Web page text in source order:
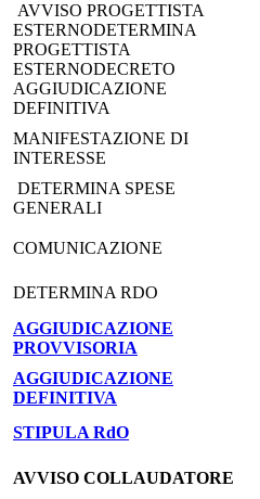
AVVISO PROGETTISTA
ESTERNODETERMINA
PROGETTISTA
ESTERNODECRETO
AGGIUDICAZIONE
DEFINITIVA
MANIFESTAZIONE DI
INTERESSE
DETERMINA SPESE
GENERALI
COMUNICAZIONE
DETERMINA RDO
AGGIUDICAZIONE
PROVVISORIA
AGGIUDICAZIONE
DEFINITIVA
STIPULA RdO
AVVISO COLLAUDATORE